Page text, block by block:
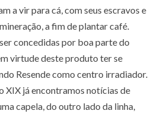
a vir para cá, com seus escravos e
a fim de plantar café.
concedidas por boa parte do
virtude deste produto ter se
Resende como centro irradiador.
XIX já encontramos notícias de
capela, do outro lado da linha,